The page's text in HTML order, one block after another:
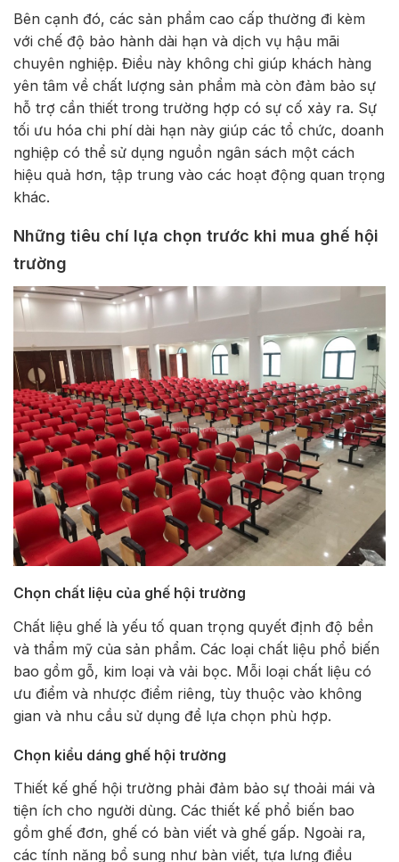
Bên cạnh đó, các sản phẩm cao cấp thường đi kèm
với chế độ bảo hành dài hạn và dịch vụ hậu mãi
chuyên nghiệp. Điều này không chỉ giúp khách hàng
yên tâm về chất lượng sản phẩm mà còn đảm bảo sự
hỗ trợ cần thiết trong trường hợp có sự cố xảy ra. Sự
tối ưu hóa chi phí dài hạn này giúp các tổ chức, doanh
nghiệp có thể sử dụng nguồn ngân sách một cách
hiệu quả hơn, tập trung vào các hoạt động quan trọng
khác.
Những tiêu chí lựa chọn trước khi mua ghế hội
trường
Chọn chất liệu của ghế hội trường
Chất liệu ghế là yếu tố quan trọng quyết định độ bền
và thẩm mỹ của sản phẩm. Các loại chất liệu phổ biến
bao gồm gỗ, kim loại và vải bọc. Mỗi loại chất liệu có
ưu điểm và nhược điểm riêng, tùy thuộc vào không
gian và nhu cầu sử dụng để lựa chọn phù hợp.
Chọn kiểu dáng ghế hội trường
Thiết kế ghế hội trường phải đảm bảo sự thoải mái và
tiện ích cho người dùng. Các thiết kế phổ biến bao
gồm ghế đơn, ghế có bàn viết và ghế gấp. Ngoài ra,
các tính năng bổ sung như bàn viết, tựa lưng điều